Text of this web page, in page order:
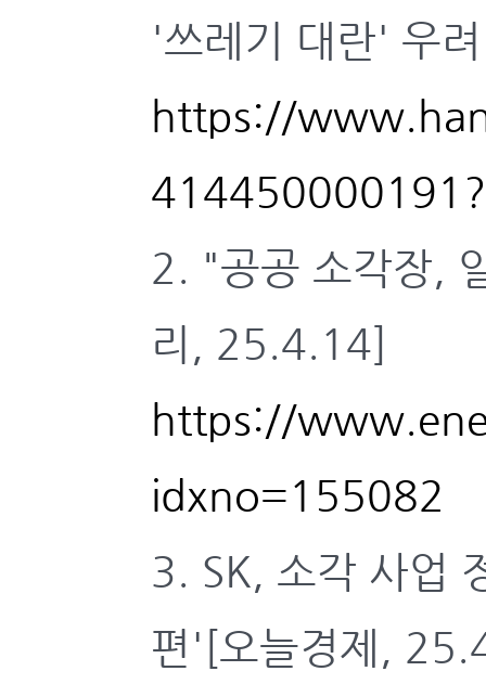
'쓰레기 대란' 우
https://
2. "공공 소각장,
리, 25.4.14]
https://
idxno=155082
3. SK, 소각 사업
편'[오늘경제,